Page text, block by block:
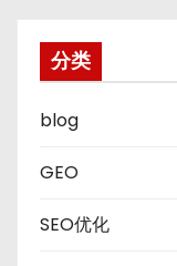
分类
blog
GEO
SEO优化